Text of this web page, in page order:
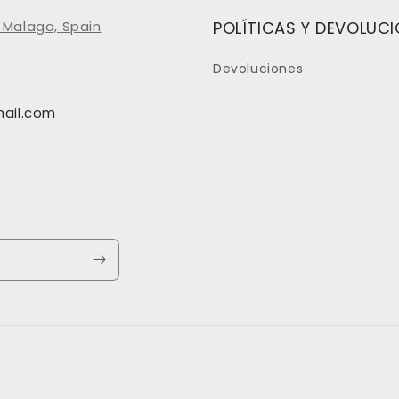
Spain POLÍTICAS Y
Devoluciones